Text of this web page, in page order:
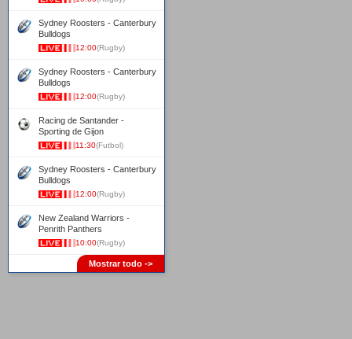
Sydney Roosters - Canterbury
Bulldogs
12:00(Rugby)
Sydney Roosters - Canterbury
Bulldogs
12:00(Rugby)
Racing de Santander -
Sporting de Gijon
11:30(Futbol)
Sydney Roosters - Canterbury
Bulldogs
12:00(Rugby)
New Zealand Warriors -
Penrith Panthers
10:00(Rugby)
Mostrar todo ->